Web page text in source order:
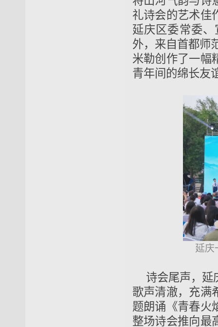
礼诗会的艺术佳
延庆区委常委
外，来自首都师
米勒创作了一幅
青年间的绵长友
延庆
诗会尾声，延
歌声清澈，充满
题朗诵《青春火
整场诗会推向最